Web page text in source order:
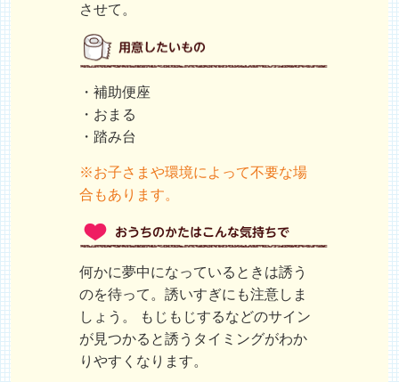
させて。
・補助便座
・おまる
・踏み台
※お子さまや環境によって不要な場
合もあります。
何かに夢中になっているときは誘う
のを待って。誘いすぎにも注意しま
しょう。 もじもじするなどのサイン
が見つかると誘うタイミングがわか
りやすくなります。